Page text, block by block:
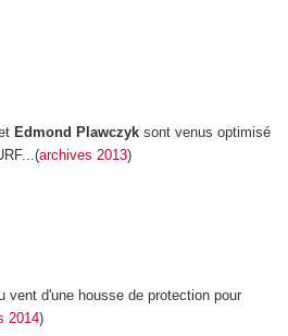
Edmond Plawczyksont venus optimisé
archives 2013)
vent d'une housse de protection pour
2014)